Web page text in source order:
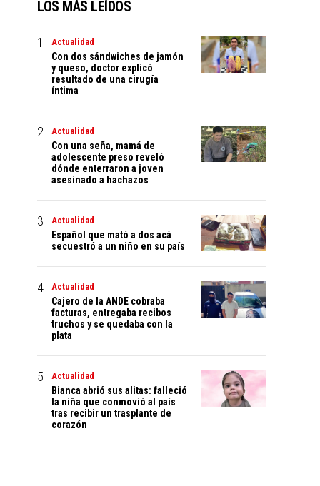
LOS MÁS LEÍDOS
Actualidad
Con dos sándwiches de jamón
y queso, doctor explicó
resultado de una cirugía
íntima
Actualidad
Con una seña, mamá de
adolescente preso reveló
dónde enterraron a joven
asesinado a hachazos
Actualidad
Español que mató a dos acá
secuestró a un niño en su país
Actualidad
Cajero de la ANDE cobraba
facturas, entregaba recibos
truchos y se quedaba con la
plata
Actualidad
Bianca abrió sus alitas: falleció
la niña que conmovió al país
tras recibir un trasplante de
corazón